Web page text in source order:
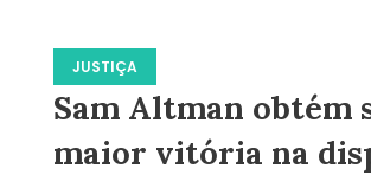
JUSTIÇA
Sam Altman obtém
maior vitória na